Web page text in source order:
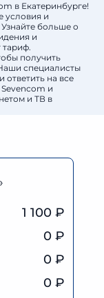
в Екатеринбурге!
условия и
больше о
и
тариф.
получить
специалисты
ответить на все
и
и ТВ в
1 100 ₽
0 ₽
0 ₽
0 ₽